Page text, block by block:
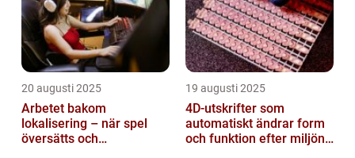
20 augusti 2025
Arbetet bakom
lokalisering – när spel
översätts och
19 augusti 2025
4D-utskrifter som
automatiskt ändrar form
och funktion efter miljöns